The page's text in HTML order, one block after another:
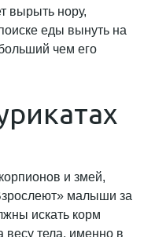
вырыть нору,
еды вынуть на
чем его
и змей,
малыши за
искать корм
весу тела, именно в